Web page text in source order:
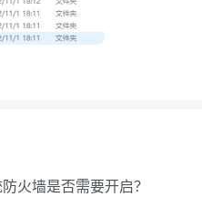
火墙是否需要开启？